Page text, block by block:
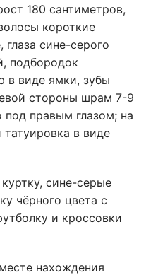
180 сантиметров,
короткие
сине-серого
подбородок
в виде ямки, зубы
стороны шрам 7-9
правым глазом; на
в виде
сине-серые
чёрного цвета с
и кроссовки
нахождения